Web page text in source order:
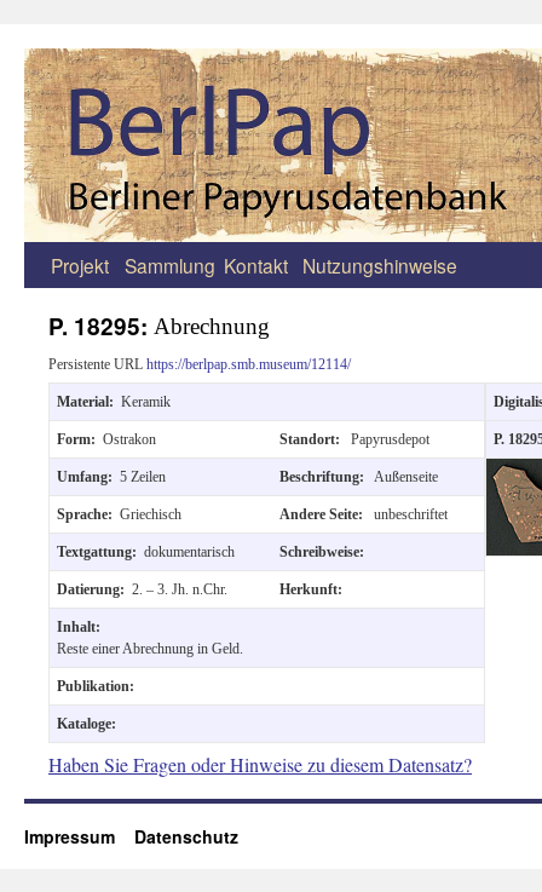
Zum
springen
Projekt Sammlung Kontakt Nutzungshinweise
P. 18295: Abrechnung
Persistente URL https://berlpap.smb.museum/12114/
Material: Keramik
Form: Ostrakon Standort: Papyrusdepot
Umfang: 5 Zeilen Beschriftung: Außenseite
Sprache: Griechisch Andere Seite: unbeschriftet
Textgattung: dokumentarisch Schreibweise:
Datierung: 2. – 3. Jh. n.Chr. Herkunft:
Inhalt:
Reste einer Abrechnung in Geld.
Publikation:
Kataloge:
P.
Haben Sie Fragen oder Hinweise zu diesem Datensatz?
Impressum Datenschutz